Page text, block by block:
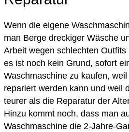
Wenn die eigene
man Berge dreckiger Wäsche
Arbeit wegen schlechten
es ist noch kein Grund, sofort
Waschmaschine zu kaufen,
repariert werden kann und weil
teurer als die Reparatur der
Hinzu kommt noch, dass man
Waschmaschine die 2-Jahre-